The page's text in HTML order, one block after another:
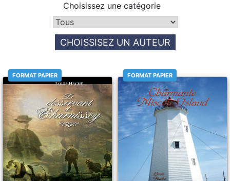
Choisissez une catégorie
CHOISSISEZ UN AUTEUR
FORMAT PAPIER FORMAT PAPIER